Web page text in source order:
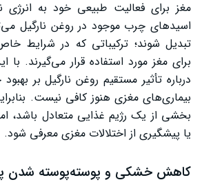
مغز برای فعالیت طبیعی خود به انرژی
اسیدهای چرب موجود در روغن نارگیل
تبدیل شوند؛ ترکیباتی که در شرایط
برای مغز مورد استفاده قرار می‌گیرند.
درباره تأثیر مستقیم روغن نارگیل بر
بیماری‌های مغزی هنوز کافی نیست.
بخشی از یک رژیم غذایی متعادل باشد،
یا پیشگیری از اختلالات مغزی معرفی شود.
کاهش خشکی و پوسته‌پوسته شدن